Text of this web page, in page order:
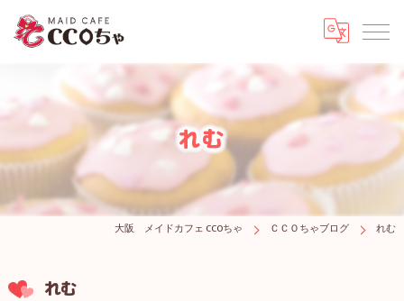
れむ
大阪 メイドカフェ CCOちゃ ＣＣＯちゃブログ れむ
れむ